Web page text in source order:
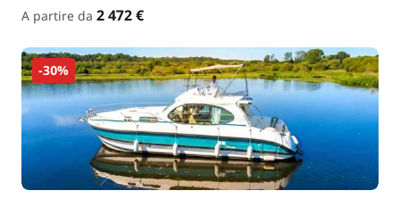
A partire da 2 472 €
-30%